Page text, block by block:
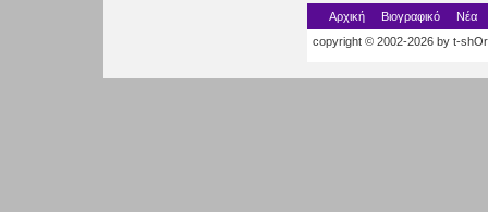
Αρχική Βιογραφικό
Νέα
copyright © 2002-2026 by t-